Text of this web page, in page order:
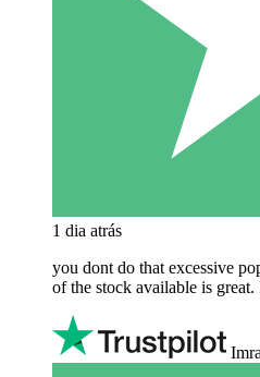
1 dia atrás
you dont do that excessive
of the stock available is